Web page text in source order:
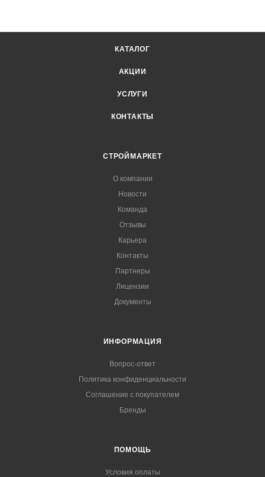
КАТАЛОГ
АКЦИИ
УСЛУГИ
КОНТАКТЫ
СТРОЙМАРКЕТ
О компании
Новости
Команда
Отзывы
Карьера
Контакты
Партнеры
Лицензии
Документы
ИНФОРМАЦИЯ
Вопрос-ответ
Политика конфиденциальности
Соглашение с покупателем
Бренды
ПОМОЩЬ
Условия оплаты